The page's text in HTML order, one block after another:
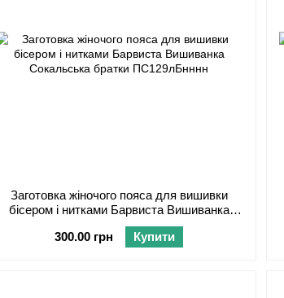
Заготовка жіночого пояса для вишивки
бісером і нитками Барвиста Вишиванка
Сокальська братки ПС129лБнннн
300.00 грн
Купити